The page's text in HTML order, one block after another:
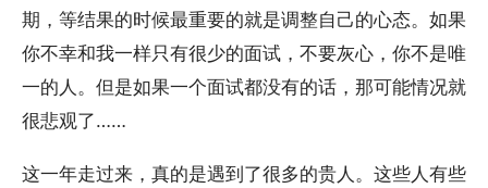
期，等结果的时候最重要的就是调整自己的心态。如果
你不幸和我一样只有很少的面试，不要灰心，你不是唯
一的人。但是如果一个面试都没有的话，那可能情况就
很悲观了……
这一年走过来，真的是遇到了很多的贵人。这些人有些